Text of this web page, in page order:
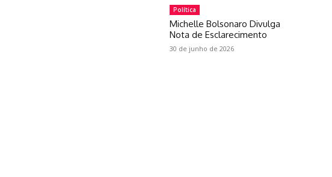
Política
Michelle Bolsonaro Divulga
Nota de Esclarecimento
30 de junho de 2026